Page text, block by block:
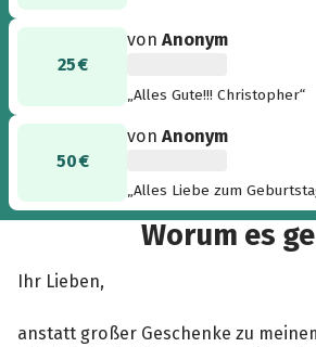
25 €
vonAnonym
„Alles Gute!!! Christopher“
50 €
vonAnonym
„Alles Liebe zum
auf die Feierei :-) Family
Worum es
Ihr Lieben,
anstatt großer Geschenke zu